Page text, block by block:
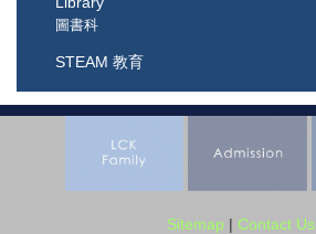
圖書科
STEAM 教育
Sitemap | Contact Us